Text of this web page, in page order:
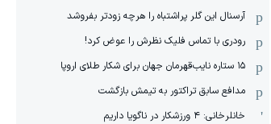
آرسنال این گلر پراشتباه را هرچه زودتر بفروشد
رودری با تماس فلیک نظرش را عوض کرد!
١۵ ستاره نایب‌قهرمان جهان برای شکار طلای اروپا
مدافع سابق تراکتور به تیمش بازگشت
خانلرخانی: ۴ ورزشکار در ناگویا داریم